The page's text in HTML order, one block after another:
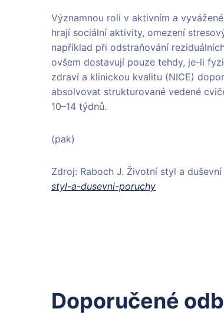
Významnou roli v aktivním a
hrají sociální aktivity, omezení
například při odstraňování
ovšem dostavují pouze tehdy, je-li
zdraví a klinickou kvalitu (NICE)
absolvovat strukturované vedené
10–14 týdnů.
(pak)
Zdroj: Raboch J. Životní styl a
styl-a-dusevni-poruchy
Doporučené